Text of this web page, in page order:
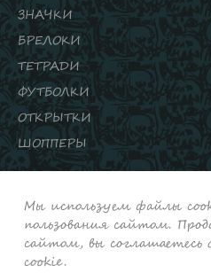
ЗНАЧКИ
БРЕЛОКИ
ТЕТРАДИ
ФУТБОЛКИ
ОТКРЫТКИ
ШОППЕРЫ
ИНСТАГРАМ
ВКОНТАКТЕ
ЮТУБ
Мы используем файлы
пользования сайтом.
сайтом, вы соглашаетесь
cookie.